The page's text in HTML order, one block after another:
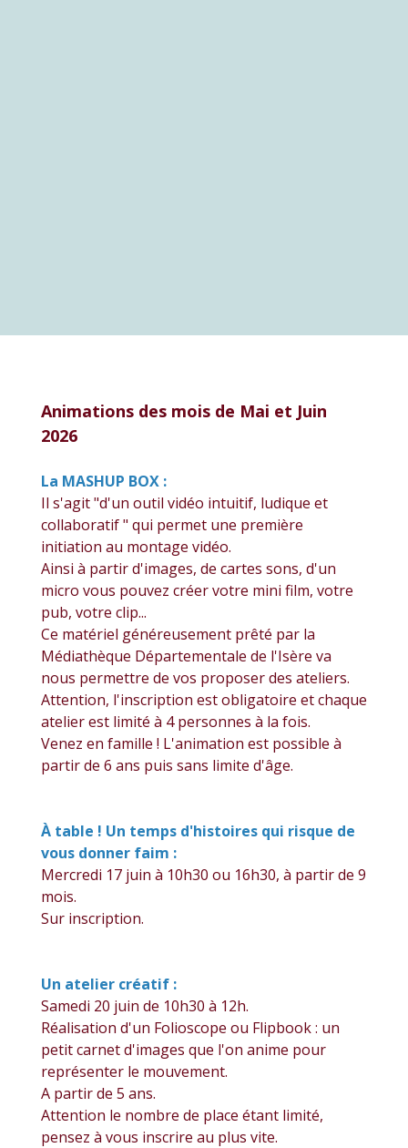
Animations des mois de Mai et Juin
2026
La MASHUP BOX :
Il s'agit "d'un outil vidéo intuitif, ludique et
collaboratif " qui permet une première
initiation au montage vidéo.
Ainsi à partir d'images, de cartes sons, d'un
micro vous pouvez créer votre mini film, votre
pub, votre clip...
Ce matériel généreusement prêté par la
Médiathèque Départementale de l'Isère va
nous permettre de vos proposer des ateliers.
Attention, l'inscription est obligatoire et chaque
atelier est limité à 4 personnes à la fois.
Venez en famille ! L'animation est possible à
partir de 6 ans puis sans limite d'âge.
À table ! Un temps d'histoires qui risque de
vous donner faim :
Mercredi 17 juin à 10h30 ou 16h30, à partir de 9
mois.
Sur inscription.
Un atelier créatif :
Samedi 20 juin de 10h30 à 12h.
Réalisation d'un Folioscope ou Flipbook : un
petit carnet d'images que l'on anime pour
représenter le mouvement.
A partir de 5 ans.
Attention le nombre de place étant limité,
pensez à vous inscrire au plus vite.